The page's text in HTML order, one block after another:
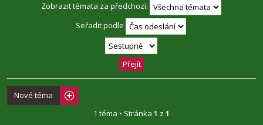
Zobrazit témata za předchozí:
Seřadit podle
Nové téma
1 téma • Stránka 1 z 1